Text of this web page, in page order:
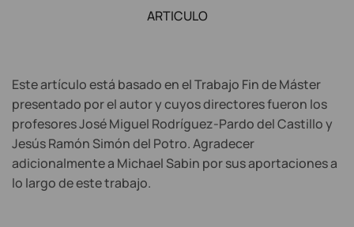
ARTICULO
Este artículo está basado en el Trabajo Fin de Máster
presentado por el autor y cuyos directores fueron los
profesores José Miguel Rodríguez-Pardo del Castillo y
Jesús Ramón Simón del Potro. Agradecer
adicionalmente a Michael Sabin por sus aportaciones a
lo largo de este trabajo.